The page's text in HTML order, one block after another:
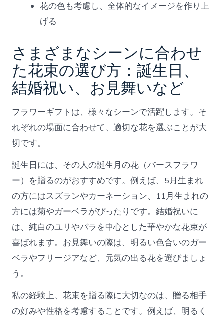
花の色も考慮し、全体的なイメージを作り上
げる
さまざまなシーンに合わせ
た花束の選び方：誕生日、
結婚祝い、お見舞いなど
フラワーギフトは、様々なシーンで活躍します。そ
れぞれの場面に合わせて、適切な花を選ぶことが大
切です。
誕生日には、その人の誕生月の花（バースフラワ
ー）を贈るのがおすすめです。例えば、5月生まれ
の方にはスズランやカーネーション、11月生まれの
方には菊やガーベラがぴったりです。結婚祝いに
は、純白のユリやバラを中心とした華やかな花束が
喜ばれます。お見舞いの際は、明るい色合いのガー
ベラやフリージアなど、元気の出る花を選びましょ
う。
私の経験上、花束を贈る際に大切なのは、贈る相手
の好みや性格を考慮することです。例えば、明るく